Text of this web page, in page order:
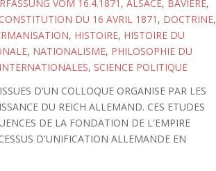
VOM 16.4.1871 , ALSACE, BAVIERE,
CONSTITUTION DU 16 AVRIL 1871 , DOCTRINE,
, HISTOIRE, HISTOIRE DU
, NATIONALISME, PHILOSOPHIE DU
, SCIENCE POLITIQUE
D'UN COLLOQUE ORGANISE PAR LES
DU REICH ALLEMAND. CES ETUDES
DE LA FONDATION DE L'EMPIRE
D'UNIFICATION ALLEMANDE EN